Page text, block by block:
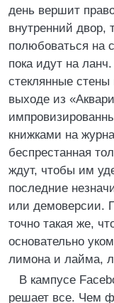
день вершит
внутренний двор,
полюбоваться на
пока идут на
стеклянные
выходе из
книжками на
беспрестанная
ждут, чтобы им
последние
или демоверсии.
точно такая же,
основательно
лимона и лайма,
В кампусе
решает все. Чем